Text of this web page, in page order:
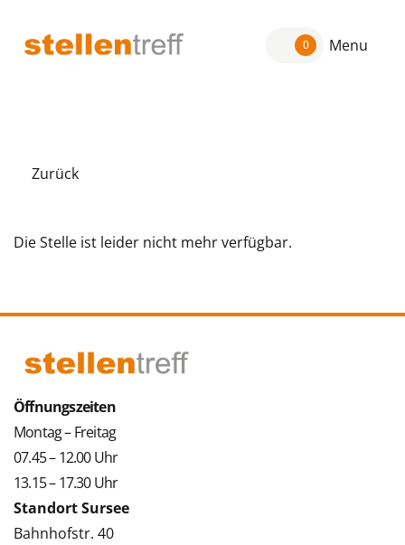
0 Menu
Zurück
Die Stelle ist leider nicht mehr verfügbar.
Öffnungszeiten
Montag – Freitag
07.45 – 12.00 Uhr
13.15 – 17.30 Uhr
Standort Sursee
Bahnhofstr. 40